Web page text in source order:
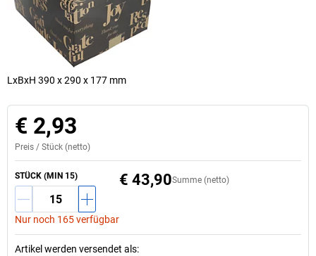
LxBxH 390 x 290 x 177 mm
€ 2,93
Preis / Stück (netto)
STÜCK (MIN 15)
Nur noch 165 verfügbar
Summe (netto)
€ 43,90
Artikel werden versendet als: